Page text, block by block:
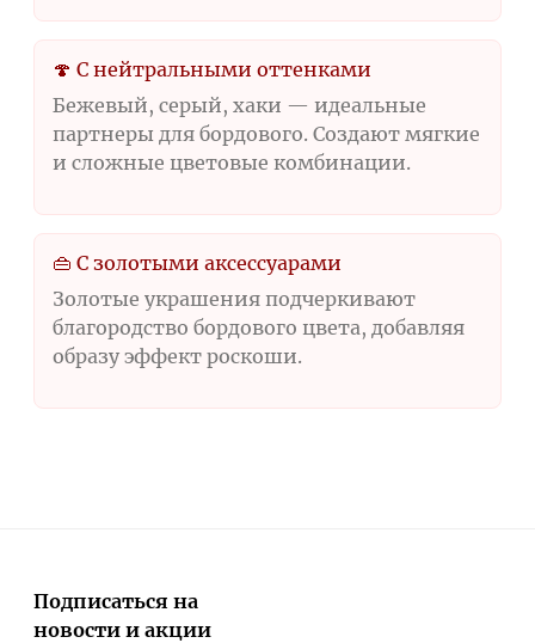
🍄 С нейтральными оттенками
Бежевый, серый, хаки — идеальные
партнеры для бордового. Создают мягкие
и сложные цветовые комбинации.
👜 С золотыми аксессуарами
Золотые украшения подчеркивают
благородство бордового цвета, добавляя
образу эффект роскоши.
Подписаться на
новости и акции